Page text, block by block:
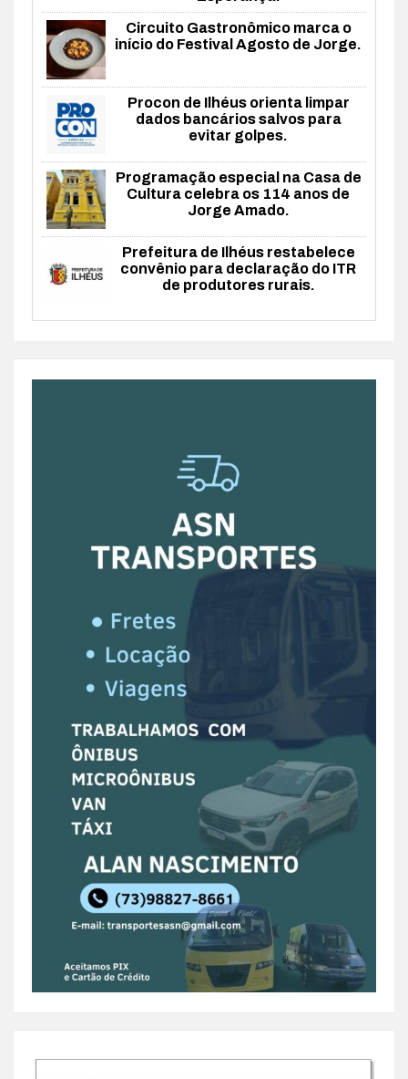
Circuito Gastronômico marca o
início do Festival Agosto de Jorge.
Procon de Ilhéus orienta limpar
dados bancários salvos para
evitar golpes.
Programação especial na Casa de
Cultura celebra os 114 anos de
Jorge Amado.
Prefeitura de Ilhéus restabelece
convênio para declaração do ITR
de produtores rurais.